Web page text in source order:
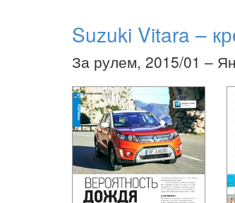
Suzuki Vitara –
За рулем, 2015/01 –